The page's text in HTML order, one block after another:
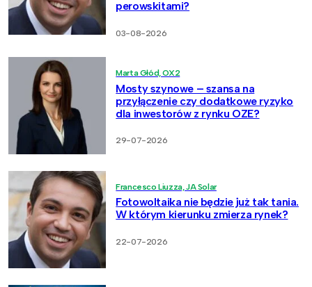
perowskitami?
03-08-2026
Marta Głód, OX2
Mosty szynowe – szansa na
przyłączenie czy dodatkowe ryzyko
dla inwestorów z rynku OZE?
29-07-2026
Francesco Liuzza, JA Solar
Fotowoltaika nie będzie już tak tania.
W którym kierunku zmierza rynek?
22-07-2026